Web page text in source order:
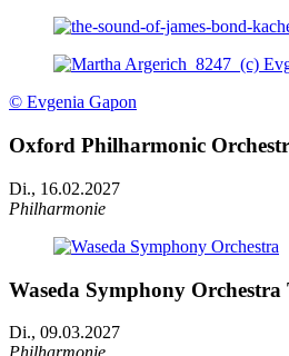
© Evgenia Gapon
Oxford Philharmonic
Di., 16.02.2027
Philharmonie
Waseda Symphony Orchestra
Di., 09.03.2027